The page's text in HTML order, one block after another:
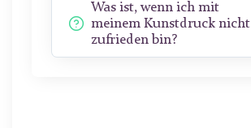
Was ist, wenn ich mit
meinem Kunstdruck nicht
zufrieden bin?